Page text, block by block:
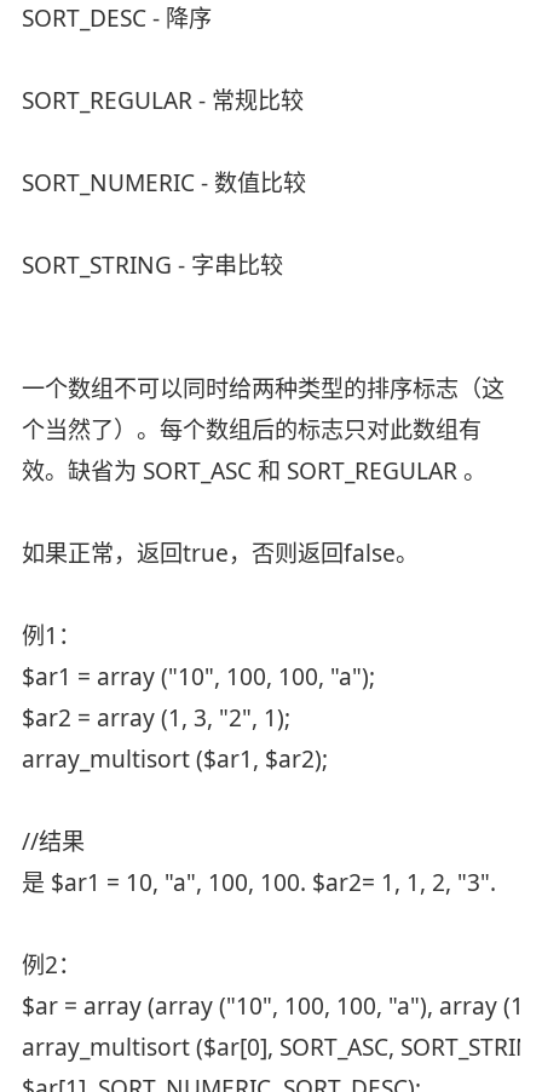
SORT_DESC - 降序
SORT_REGULAR - 常规比较
SORT_NUMERIC - 数值比较
SORT_STRING - 字串比较
一个数组不可以同时给两种类型的排序标志（这
个当然了）。每个数组后的标志只对此数组有
效。缺省为 SORT_ASC 和 SORT_REGULAR 。
如果正常，返回true，否则返回false。
例1：
$ar1 = array ("10", 100, 100, "a");
$ar2 = array (1, 3, "2", 1);
array_multisort ($ar1, $ar2);
//结果
是 $ar1 = 10, "a", 100, 100. $ar2= 1, 1, 2, "3".
例2：
$ar = array (array ("10", 100, 100, "a"), array (1,
array_multisort ($ar[0], SORT_ASC,